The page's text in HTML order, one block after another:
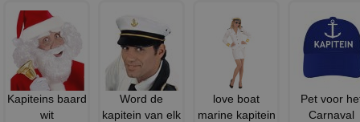
Kapiteins baard
wit
Word de
kapitein van elk
love boat
marine kapitein
Pet voor
Carnaval